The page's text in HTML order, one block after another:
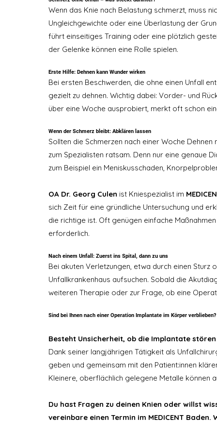
Wenn das Knie nach Belastung schmerzt, muss
Ungleichgewichte oder eine Überlastung der
führt einseitiges Training oder eine plötzlich
der Gelenke können eine Rolle spielen.
Erste Hilfe: Dehnen kann Wunder wirken
Bei ersten Beschwerden, die ohne einen Unfall
gezielt zu dehnen. Wichtig dabei: Vorder- und
über eine Woche ausprobiert, merkt oft schon
Wenn der Schmerz bleibt: Abklären lassen
Sollten die Schmerzen nach einer Woche
zum Spezialisten ratsam. Denn nur eine genaue
zum Beispiel ein Meniskusschaden,
OA Dr. Georg Culen ist Kniespezialist im
sich Zeit für eine gründliche Untersuchung und
die richtige ist. Oft genügen einfache
erforderlich.
Nach einem Unfall: Zuerst ins Spital, dann zu uns
Bei akuten Verletzungen, etwa durch einen Sturz
Unfallkrankenhaus aufsuchen. Sobald die
weiteren Therapie oder zur Frage, ob eine
Sind bei Ihnen nach einer Operation Implantate im Körper verblieben?
Besteht Unsicherheit, ob die Implantate
Dank seiner langjährigen Tätigkeit als
geben und gemeinsam mit den Patient:innen
Kleinere, oberflächlich gelegene Metalle können
Du hast Fragen zu deinen Knien oder willst
vereinbare einen Termin im MEDICENT